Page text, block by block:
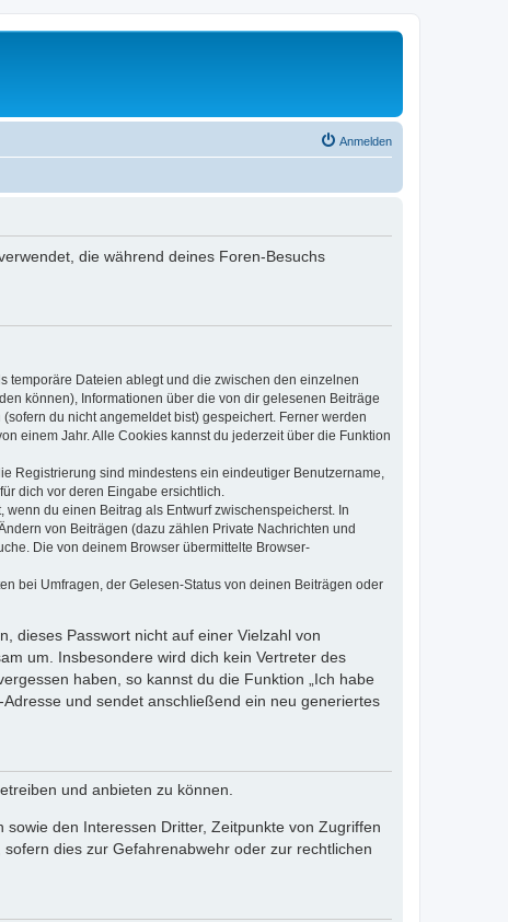
Anmelden
die während deines Foren-Besuchs
temporäre Dateien ablegt und die zwischen den einzelnen
können), Informationen über die von dir gelesenen Beiträge
du nicht angemeldet bist) gespeichert. Ferner werden
einem Jahr. Alle Cookies kannst du jederzeit über die Funktion
Registrierung sind mindestens ein eindeutiger Benutzername,
dich vor deren Eingabe ersichtlich.
du einen Beitrag als Entwurf zwischenspeicherst. In
von Beiträgen (dazu zählen Private Nachrichten und
Die von deinem Browser übermittelte Browser-
bei Umfragen, der Gelesen-Status von deinen Beiträgen oder
dieses Passwort nicht auf einer Vielzahl von
um. Insbesondere wird dich kein Vertreter des
haben, so kannst du die Funktion „Ich habe
und sendet anschließend ein neu generiertes
und anbieten zu können.
den Interessen Dritter, Zeitpunkte von Zugriffen
dies zur Gefahrenabwehr oder zur rechtlichen